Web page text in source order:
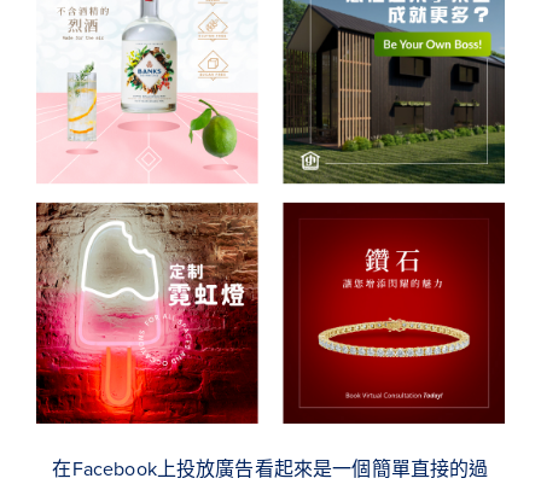
在Facebook上投放廣告看起來是一個簡單直接的過